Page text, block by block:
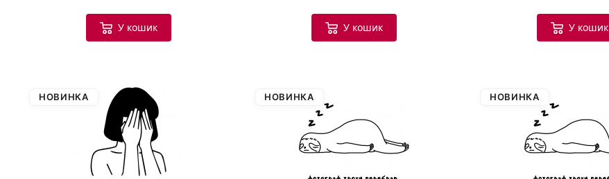
У кошик У кошик У кошик
НОВИНКА НОВИНКА НОВИНКА